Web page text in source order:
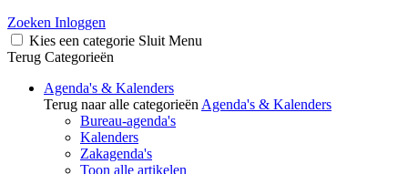
Zoeken Inloggen
Kies een categorie Sluit Menu
Terug Categorieën
Agenda's & Kalenders
Terug naar alle categorieën Agenda's & Kalenders
Bureau-agenda's
Kalenders
Zakagenda's
Toon alle artikelen